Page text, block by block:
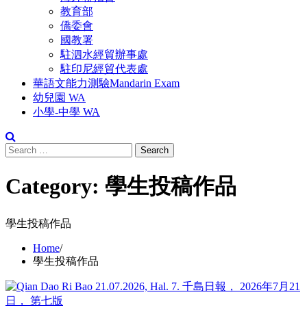
教育部
僑委會
國教署
駐泗水經貿辦事處
駐印尼經貿代表處
華語文能力測驗Mandarin Exam
幼兒園 WA
小學-中學 WA
Search
for:
Category: 學生投稿作品
學生投稿作品
Home
學生投稿作品